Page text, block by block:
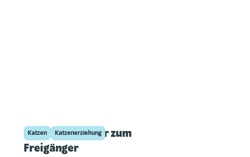
Katzen Katzenerziehung
Vom Stubentiger zum
Freigänger